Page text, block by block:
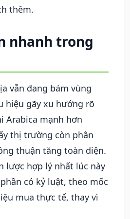
thêm.
nhanh trong
vẫn đang bám vùng
hiệu gãy xu hướng rõ
Arabica mạnh hơn
thị trường còn phân
thuận tăng toàn diện.
lược hợp lý nhất lúc này
có kỷ luật, theo mốc
mua thực tế, thay vì